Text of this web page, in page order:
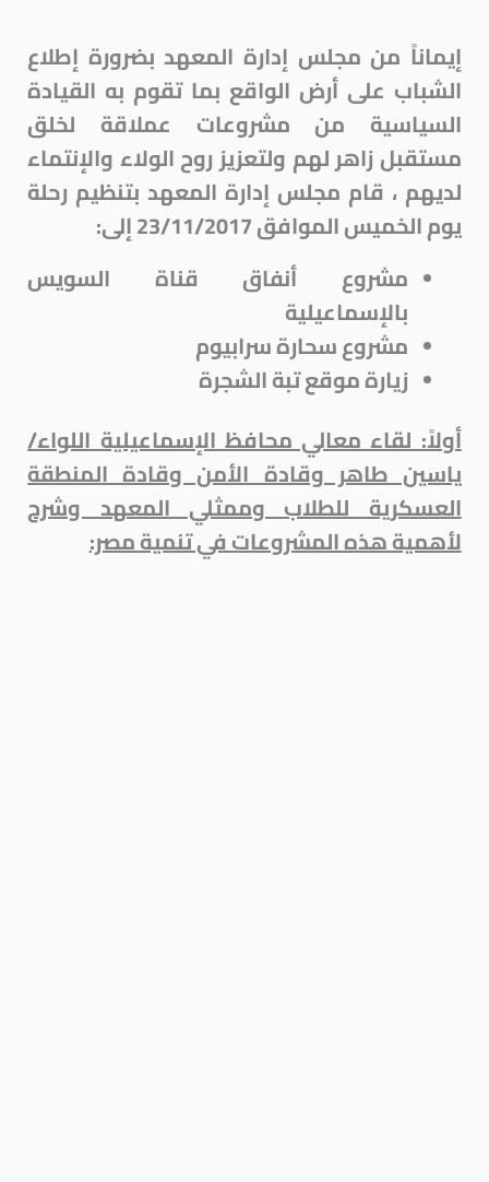
إيماناً من مجلس إدارة المعهد بضرورة إطلاع
الشباب على أرض الواقع بما تقوم به القيادة
السياسية من مشروعات عملاقة لخلق
مستقبل زاهر لهم ولتعزيز روح الولاء والإنتماء
لديهم ، قام مجلس إدارة المعهد بتنظيم رحلة
يوم الخميس الموافق 23/11/2017 إلى:
مشروع أنفاق قناة السويس
بالإسماعيلية
مشروع سحارة سرابيوم
زيارة موقع تبة الشجرة
أولاً: لقاء معالي محافظ الإسماعيلية اللواء/
ياسين طاهر وقادة الأمن وقادة المنطقة
العسكرية للطلاب وممثلي المعهد وشرح
لأهمية هذه المشروعات في تنمية مصر: